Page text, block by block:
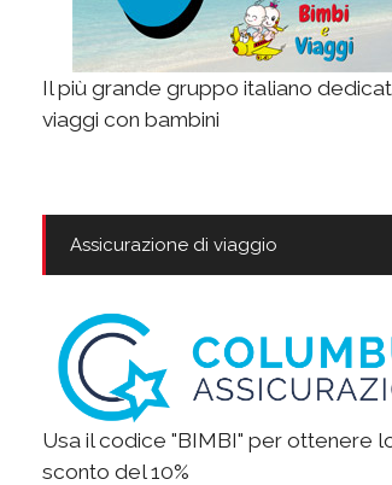
Il più grande gruppo italiano
viaggi con bambini
Assicurazione di viaggio
Usa il codice "BIMBI" per ottenere
sconto del 10%